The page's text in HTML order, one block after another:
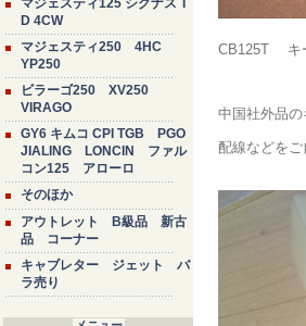
マジェスティ125 シグナス T
D 4CW
マジェスティ250 4HC
YP250
ビラーゴ250 XV250
VIRAGO
GY6 キムコ CPI TGB PGO
JIALING LONCIN ファル
コン125 アローロ
そのほか
アウトレット B級品 新古
品 コーナー
キャブレター ジェット バ
ラ売り
CB125T キ
中国社外品の
配線などをご